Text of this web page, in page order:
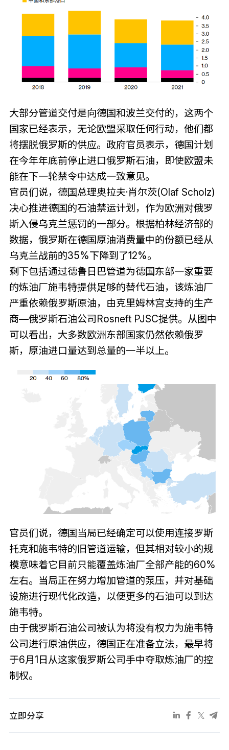
大部分管道交付是向德国和波兰交付的，这两个
国家已经表示，无论欧盟采取任何行动，他们都
将摆脱俄罗斯的供应。政府官员表示，德国计划
在今年年底前停止进口俄罗斯石油，即使欧盟未
能在下一轮禁令中达成一致意见。
官员们说，德国总理奥拉夫·肖尔茨(Olaf Scholz)
决心推进德国的石油禁运计划，作为欧洲对俄罗
斯入侵乌克兰惩罚的一部分。根据柏林经济部的
数据，俄罗斯在德国原油消费量中的份额已经从
乌克兰战前的35%下降到了12%。
剩下包括通过德鲁日巴管道为德国东部一家重要
的炼油厂施韦特提供足够的替代石油，该炼油厂
严重依赖俄罗斯原油，由克里姆林宫支持的生产
商—俄罗斯石油公司Rosneft PJSC提供。从图中
可以看出，大多数欧洲东部国家仍然依赖俄罗
斯，原油进口量达到总量的一半以上。
官员们说，德国当局已经确定可以使用连接罗斯
托克和施韦特的旧管道运输，但其相对较小的规
模意味着它目前只能覆盖炼油厂全部产能的60%
左右。当局正在努力增加管道的泵压，并对基础
设施进行现代化改造，以便更多的石油可以到达
施韦特。
由于俄罗斯石油公司被认为将没有权力为施韦特
公司进行原油供应，德国正在准备立法，最早将
于6月1日从这家俄罗斯公司手中夺取炼油厂的控
制权。
立即分享